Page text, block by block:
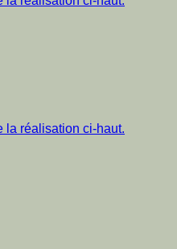
la réalisation ci-haut.